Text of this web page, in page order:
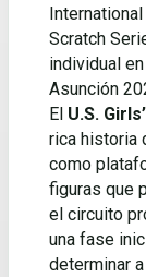
Scratch
individual
Asunción
El U.S.
rica historia
como
figuras que
el circuito
una fase
determinar